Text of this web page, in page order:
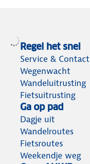
Regel het snel
Service & Contact
Wegenwacht
Wandeluitrusting
Fietsuitrusting
Ga op pad
Dagje uit
Wandelroutes
Fietsroutes
Weekendje weg